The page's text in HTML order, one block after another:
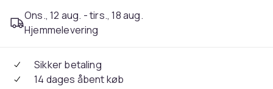
Ons., 12 aug. - tirs., 18 aug.
Hjemmelevering
Sikker betaling
14 dages åbent køb